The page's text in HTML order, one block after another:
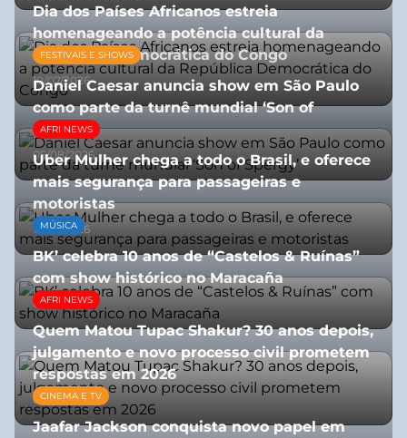
Dia dos Países Africanos estreia
homenageando a potência cultural da
República Democrática do Congo
10/07/2026
FESTIVAIS E SHOWS
Daniel Caesar anuncia show em São Paulo
como parte da turnê mundial ‘Son of
Spergy’
05/08/2026
AFRI NEWS
Uber Mulher chega a todo o Brasil, e oferece
mais segurança para passageiras e
motoristas
10/07/2026
MÚSICA
BK’ celebra 10 anos de “Castelos & Ruínas”
com show histórico no Maracaña
06/08/2026
AFRI NEWS
Quem Matou Tupac Shakur? 30 anos depois,
julgamento e novo processo civil prometem
respostas em 2026
05/08/2026
CINEMA E TV
Jaafar Jackson conquista novo papel em